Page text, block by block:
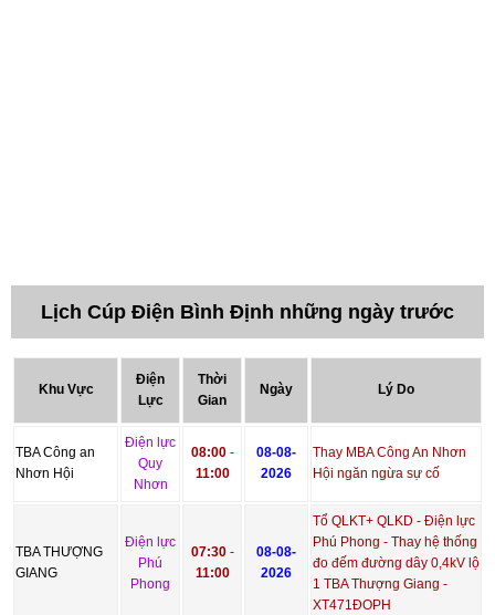
Lịch Cúp Điện Bình Định những ngày trước
Khu Vực
Điện
Lực
Thời
Gian
Ngày Lý Do
TBA Công an
Nhơn Hội
Điện lực
Quy
Nhơn
08:00-
11:00
08-08-
2026
Thay MBA Công An Nhơn
Hội ngăn ngừa sự cố
TBA THƯỢNG
GIANG
Điện lực
Phú
Phong
07:30-
11:00
08-08-
2026
Tổ QLKT+ QLKD - Điện lực
Phú Phong - Thay hệ thống
đo đếm đường dây 0,4kV lộ
1 TBA Thượng Giang -
XT471ĐOPH